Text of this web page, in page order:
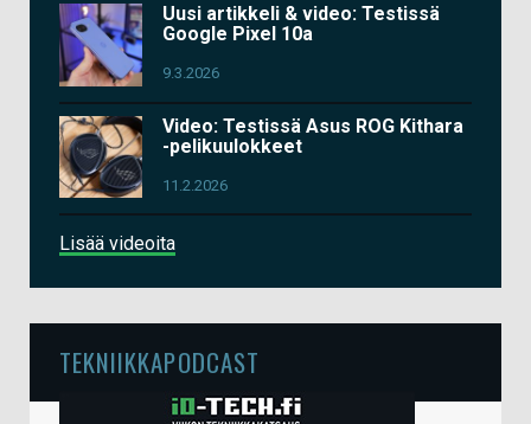
Uusi artikkeli & video: Testissä
Google Pixel 10a
9.3.2026
Video: Testissä Asus ROG Kithara
-pelikuulokkeet
11.2.2026
Lisää videoita
TEKNIIKKAPODCAST